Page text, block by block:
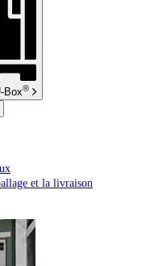
Box®
et la livraison